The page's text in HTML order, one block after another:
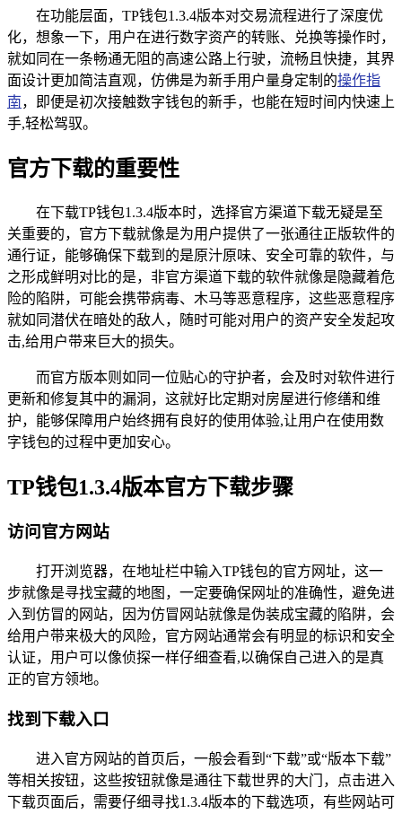
在功能层面，TP钱包1.3.4版本对交易流程进行了深度优
化，想象一下，用户在进行数字资产的转账、兑换等操作时，
就如同在一条畅通无阻的高速公路上行驶，流畅且快捷，其界
面设计更加简洁直观，仿佛是为新手用户量身定制的操作指
南，即便是初次接触数字钱包的新手，也能在短时间内快速上
手,轻松驾驭。
官方下载的重要性
在下载TP钱包1.3.4版本时，选择官方渠道下载无疑是至
关重要的，官方下载就像是为用户提供了一张通往正版软件的
通行证，能够确保下载到的是原汁原味、安全可靠的软件，与
之形成鲜明对比的是，非官方渠道下载的软件就像是隐藏着危
险的陷阱，可能会携带病毒、木马等恶意程序，这些恶意程序
就如同潜伏在暗处的敌人，随时可能对用户的资产安全发起攻
击,给用户带来巨大的损失。
而官方版本则如同一位贴心的守护者，会及时对软件进行
更新和修复其中的漏洞，这就好比定期对房屋进行修缮和维
护，能够保障用户始终拥有良好的使用体验,让用户在使用数
字钱包的过程中更加安心。
TP钱包1.3.4版本官方下载步骤
访问官方网站
打开浏览器，在地址栏中输入TP钱包的官方网址，这一
步就像是寻找宝藏的地图，一定要确保网址的准确性，避免进
入到仿冒的网站，因为仿冒网站就像是伪装成宝藏的陷阱，会
给用户带来极大的风险，官方网站通常会有明显的标识和安全
认证，用户可以像侦探一样仔细查看,以确保自己进入的是真
正的官方领地。
找到下载入口
进入官方网站的首页后，一般会看到“下载”或“版本下载”
等相关按钮，这些按钮就像是通往下载世界的大门，点击进入
下载页面后，需要仔细寻找1.3.4版本的下载选项，有些网站可